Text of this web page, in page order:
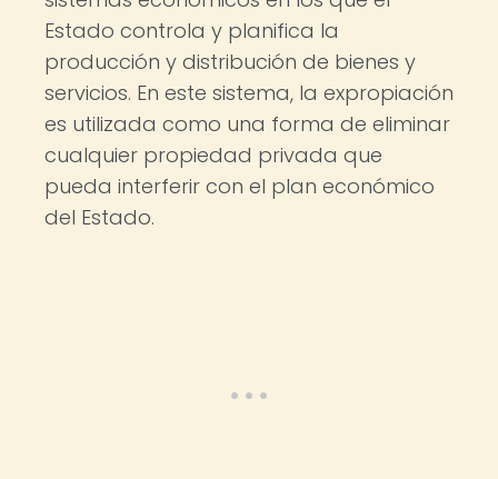
Estado controla y planifica la
producción y distribución de bienes y
servicios. En este sistema, la expropiación
es utilizada como una forma de eliminar
cualquier propiedad privada que
pueda interferir con el plan económico
del Estado.